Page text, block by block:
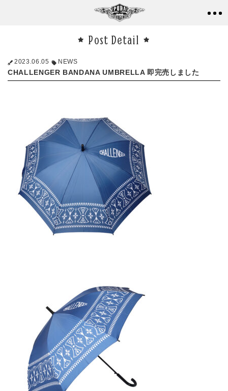
Post Detail
2023.06.05 NEWS
CHALLENGER BANDANA UMBRELLA 即完売しました